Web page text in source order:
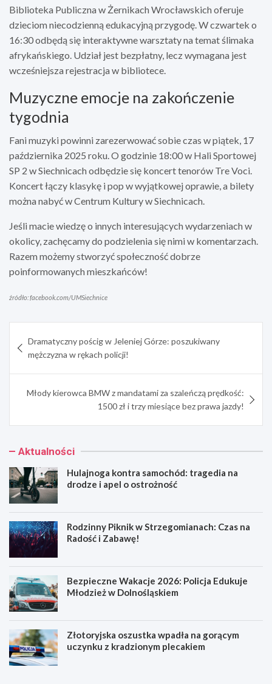
Biblioteka Publiczna w Żernikach Wrocławskich oferuje
dzieciom niecodzienną edukacyjną przygodę. W czwartek o
16:30 odbędą się interaktywne warsztaty na temat ślimaka
afrykańskiego. Udział jest bezpłatny, lecz wymagana jest
wcześniejsza rejestracja w bibliotece.
Muzyczne emocje na zakończenie
tygodnia
Fani muzyki powinni zarezerwować sobie czas w piątek, 17
października 2025 roku. O godzinie 18:00 w Hali Sportowej
SP 2 w Siechnicach odbędzie się koncert tenorów Tre Voci.
Koncert łączy klasykę i pop w wyjątkowej oprawie, a bilety
można nabyć w Centrum Kultury w Siechnicach.
Jeśli macie wiedzę o innych interesujących wydarzeniach w
okolicy, zachęcamy do podzielenia się nimi w komentarzach.
Razem możemy stworzyć społeczność dobrze
poinformowanych mieszkańców!
źródło: facebook.com/UMSiechnice
wpisu
Dramatyczny pościg w Jeleniej Górze: poszukiwany
mężczyzna w rękach policji!
Młody kierowca BMW z mandatami za szaleńczą prędkość:
1500 zł i trzy miesiące bez prawa jazdy!
Aktualności
Hulajnoga kontra samochód: tragedia na
drodze i apel o ostrożność
Rodzinny Piknik w Strzegomianach: Czas na
Radość i Zabawę!
Bezpieczne Wakacje 2026: Policja Edukuje
Młodzież w Dolnośląskiem
Złotoryjska oszustka wpadła na gorącym
uczynku z kradzionym plecakiem
H
R